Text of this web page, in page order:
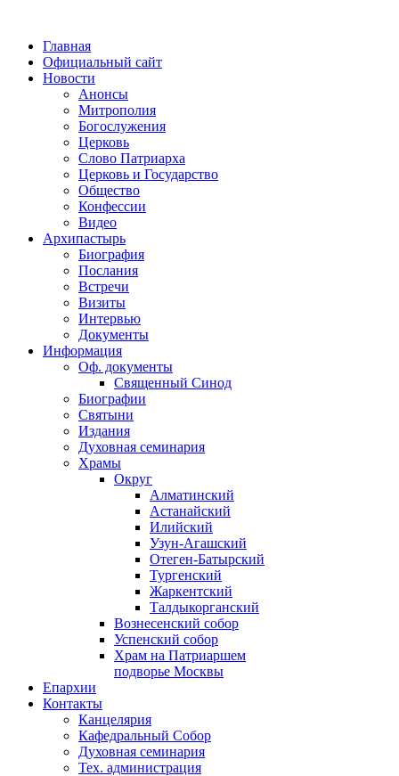
Главная
Официальный сайт
Новости
Анонсы
Митрополия
Богослужения
Церковь
Слово Патриарха
Церковь и Государство
Общество
Конфессии
Видео
Архипастырь
Биография
Послания
Встречи
Визиты
Интервью
Документы
Информация
Оф. документы
Священный Синод
Биографии
Святыни
Издания
Духовная семинария
Храмы
Округ
Алматинский
Астанайский
Илийский
Узун-Агашский
Отеген-Батырский
Тургенский
Жаркентский
Талдыкорганский
Вознесенский собор
Успенский собор
Храм на Патриаршем
подворье Москвы
Епархии
Контакты
Канцелярия
Кафедральный Собор
Духовная семинария
Тех. администрация